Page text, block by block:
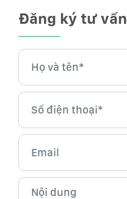
Đăng ký tư vấn